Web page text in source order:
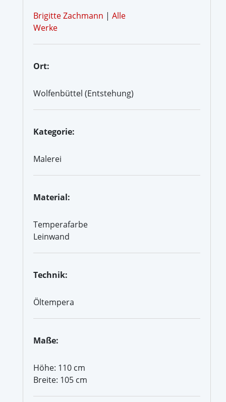
Brigitte Zachmann | Alle
Werke
Ort:
Wolfenbüttel (Entstehung)
Kategorie:
Malerei
Material:
Temperafarbe
Leinwand
Technik:
Öltempera
Maße:
Höhe: 110 cm
Breite: 105 cm